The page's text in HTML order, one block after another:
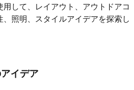
して、レイアウト、アウトドアコ
照明、スタイルアイデアを探索し
イデア